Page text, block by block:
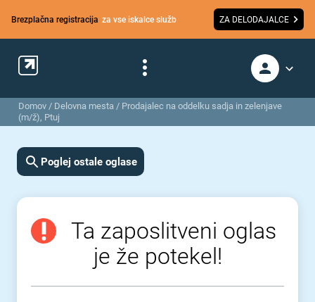
Brezplačna registracija za vse iskalce služb ZA DELODAJALCE
Domov / Delovna mesta / Prodajalec na oddelku sadja in zelenjave
(m/ž), Ptuj
Poglej ostale oglase
Ta zaposlitveni oglas
je že potekel!